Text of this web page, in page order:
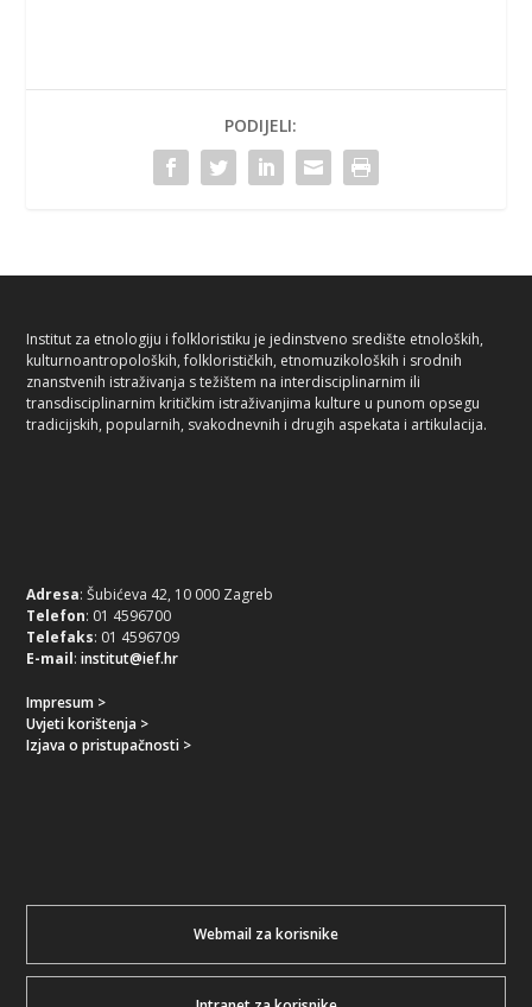
PODIJELI:
Institut za etnologiju i folkloristiku je jedinstveno središte etnoloških,
kulturnoantropoloških, folklorističkih, etnomuzikoloških i srodnih
znanstvenih istraživanja s težištem na interdisciplinarnim ili
transdisciplinarnim kritičkim istraživanjima kulture u punom opsegu
tradicijskih, popularnih, svakodnevnih i drugih aspekata i artikulacija.
Adresa: Šubićeva 42, 10 000 Zagreb
Telefon: 01 4596700
Telefaks: 01 4596709
E-mail:institut@ief.hr
Impresum >
Uvjeti korištenja >
Izjava o pristupačnosti >
Webmail za korisnike